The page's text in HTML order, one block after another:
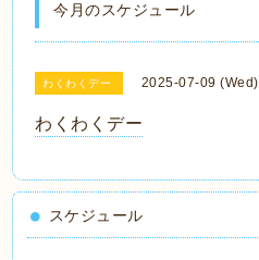
今月のスケジュール
わくわくデー 2025-07-09 (Wed)
わくわくデー
スケジュール